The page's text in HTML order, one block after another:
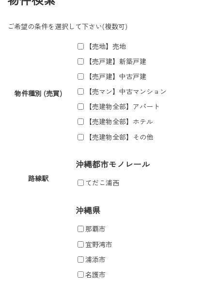
ご希望の条件を選択して下さい(複数可)
物件種別 (売買)
【売地】売地
【売戸建】新築戸建
【売戸建】中古戸建
【売マン】中古マンション
【売建物全部】アパート
【売建物全部】ホテル
【売建物全部】その他
路線駅
沖縄都市モノレール
てだこ浦西
沖縄県
那覇市
宜野湾市
浦添市
名護市